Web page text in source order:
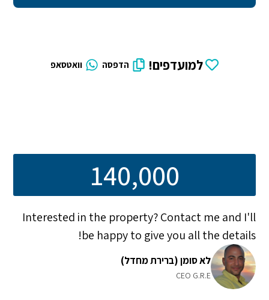
למועדפים! הדפסה וואטסאפ
140,000
Interested in the property? Contact me and I'll
be happy to give you all the details!
לא סומן (ברירת מחדל)
CEO G.R.E